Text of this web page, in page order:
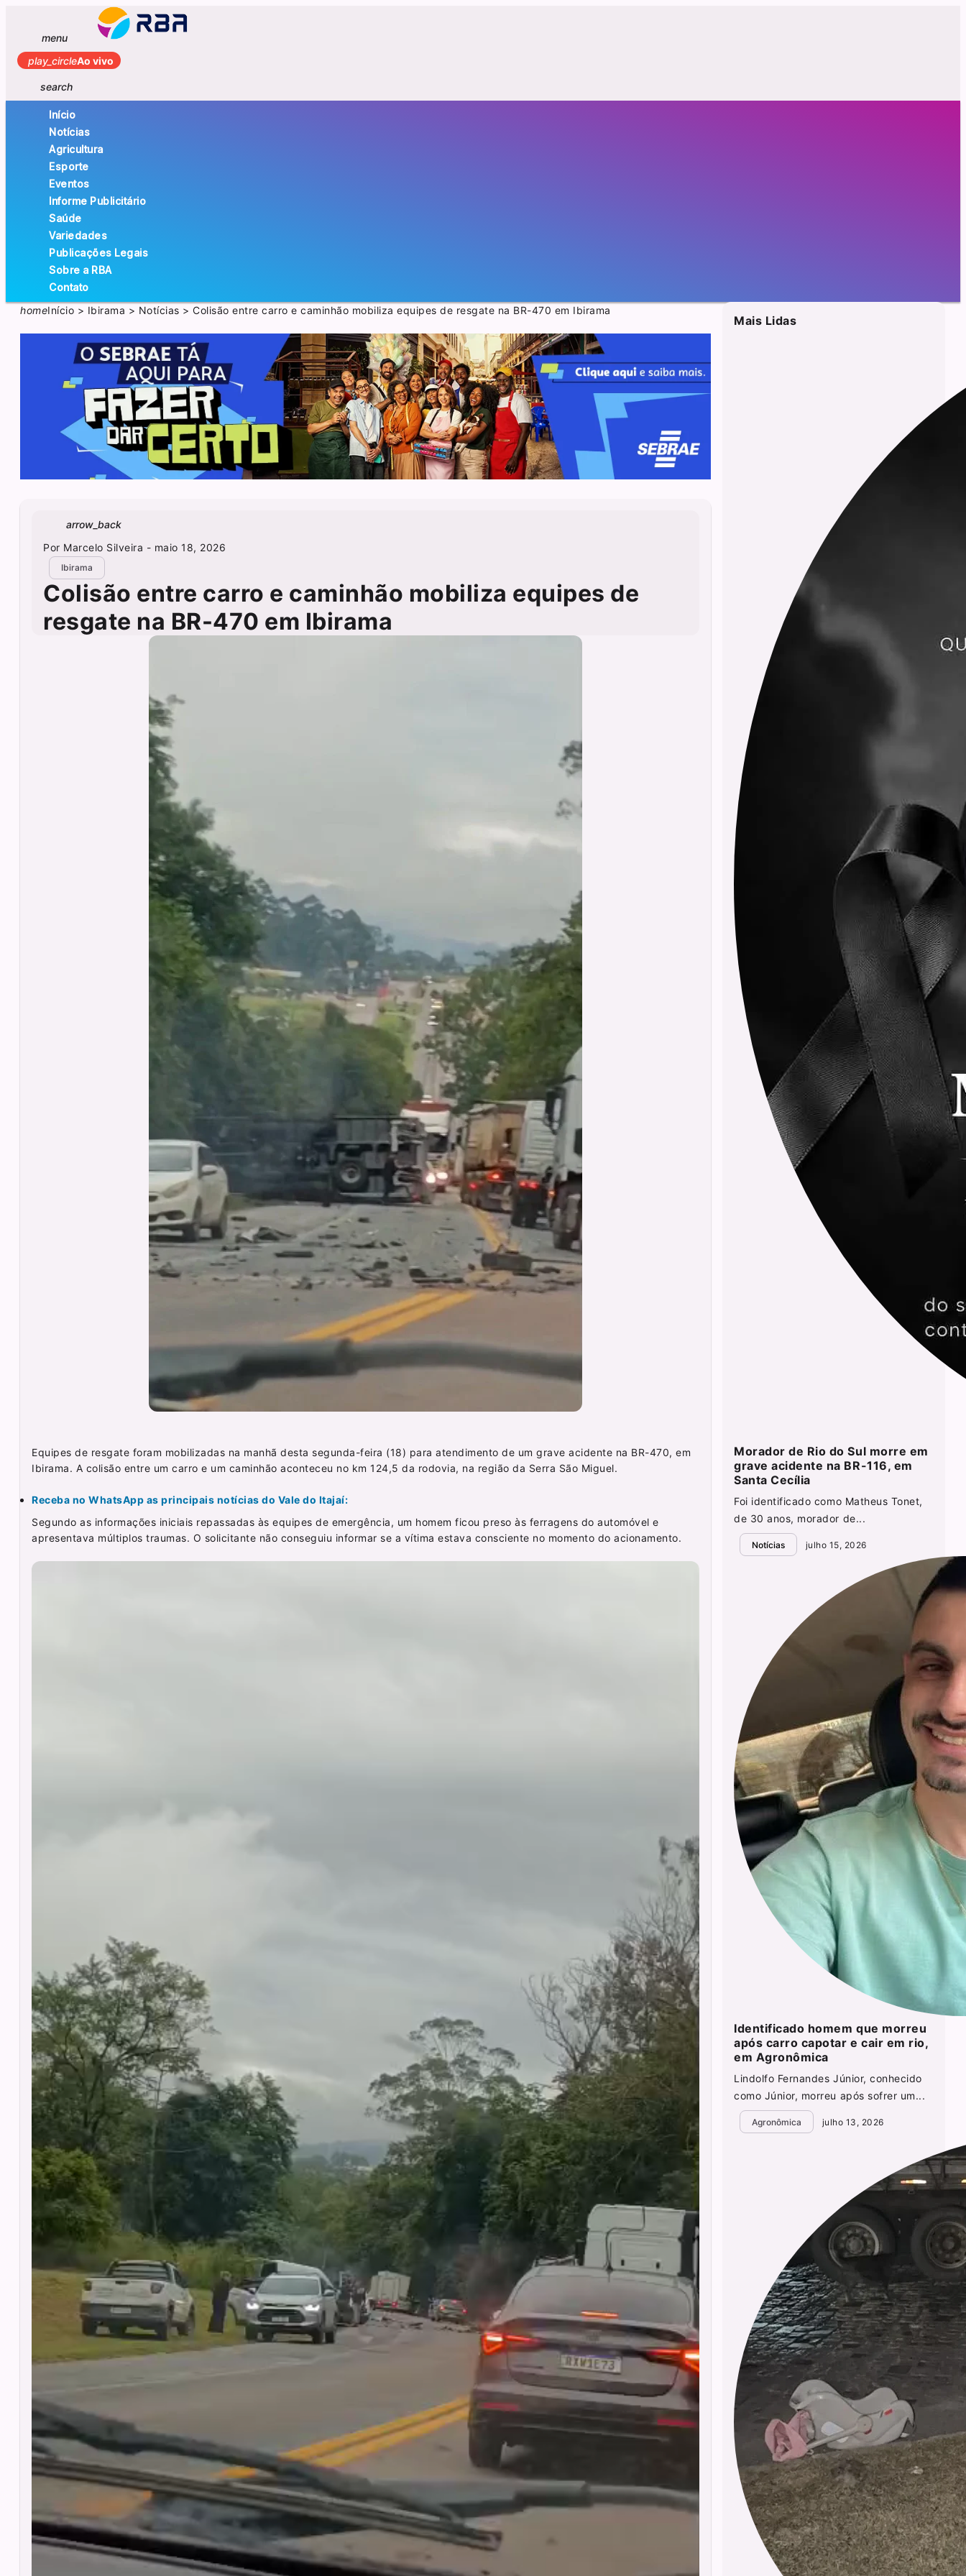
menu
play_circleAo vivo
search
Início
Notícias
Agricultura
Esporte
Eventos
Informe Publicitário
Saúde
Variedades
Publicações Legais
Sobre a RBA
Contato
homeInício > Ibirama > Notícias >Colisão entre carro e caminhão mobiliza equipes de resgate na BR-470 em Ibirama
arrow_back
Por Marcelo Silveira - maio 18, 2026
Ibirama
Colisão entre carro e caminhão mobiliza equipes de
resgate na BR-470 em Ibirama
Equipes de resgate foram mobilizadas na manhã desta segunda-feira (18) para atendimento de um grave acidente na BR-470, em
Ibirama. A colisão entre um carro e um caminhão aconteceu no km 124,5 da rodovia, na região da Serra São Miguel.
Receba no WhatsApp as principais notícias do Vale do Itajaí:
Segundo as informações iniciais repassadas às equipes de emergência, um homem ficou preso às ferragens do automóvel e
apresentava múltiplos traumas. O solicitante não conseguiu informar se a vítima estava consciente no momento do acionamento.
Mais Lidas
Morador de Rio do Sul morre em
grave acidente na BR-116, em
Santa Cecília
Foi identificado como Matheus Tonet,
de 30 anos, morador de...
Notícias julho 15, 2026
Identificado homem que morreu
após carro capotar e cair em rio,
em Agronômica
Lindolfo Fernandes Júnior, conhecido
como Júnior, morreu após sofrer um...
Agronômica julho 13, 2026